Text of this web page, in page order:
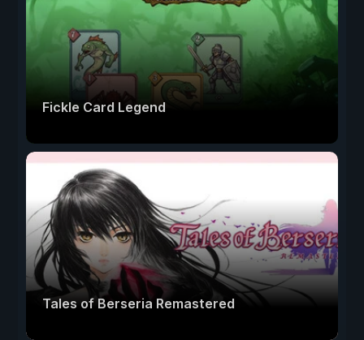
Fickle Card Legend
Tales of Berseria Remastered